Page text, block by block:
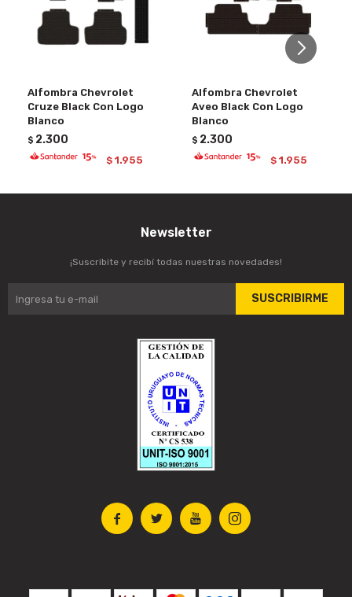
Alfombra Chevrolet
Cruze Black Con Logo
Blanco
$ 2.300
$ 1.955
Alfombra Chevrolet
Aveo Black Con Logo
Blanco
$ 2.300
$ 1.955
   
Newsletter
¡Suscribite y recibí todas nuestras novedades!
SUSCRIBIRME